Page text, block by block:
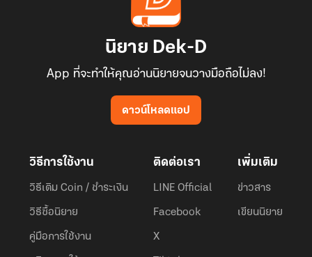
นิยาย Dek-D
App ที่จะทำให้คุณอ่านนิยายจนวางมือถือไม่ลง!
ดาวน์โหลดแอป
วิธีการใช้งาน
วิธีเติม Coin / ชำระเงิน
วิธีซื้อนิยาย
คู่มือการใช้งาน
ติดต่อเรา
LINE Official
Facebook
X
เพิ่มเติม
ข่าวสาร
เขียนนิยาย